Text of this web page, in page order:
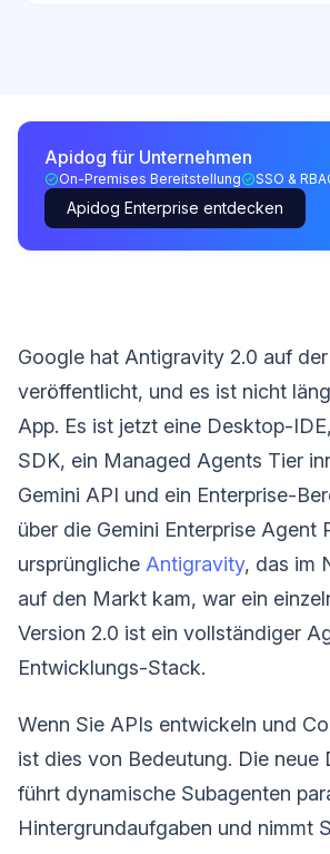
Apidog für Unternehmen
On-Premises Bereitstellung SSO &
Apidog Enterprise entdecken
Google hat Antigravity 2.0 auf
veröffentlicht, und es ist nicht
App. Es ist jetzt eine Desktop-
SDK, ein Managed Agents Tier
Gemini API und ein Enterprise-
über die Gemini Enterprise Agent
ursprüngliche Antigravity, das im
auf den Markt kam, war ein
Version 2.0 ist ein vollständiger
Entwicklungs-Stack.
Wenn Sie APIs entwickeln und
ist dies von Bedeutung. Die neue
führt dynamische Subagenten
Hintergrundaufgaben und nimmt